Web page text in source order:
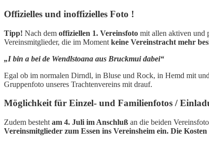
Offizielles und inoffizielles Foto !
Tipp! Nach dem offiziellen 1. Vereinsfoto mit allen aktiven und
Vereinsmitglieder, die im Moment keine Vereinstracht mehr
„I bin a bei de Wendlstoana aus Bruckmui dabei“
Egal ob im normalen Dirndl, in Bluse und Rock, in Hemd mit
Gruppenfoto unseres Trachtenvereins mit drauf.
Möglichkeit für Einzel- und Familienfotos /
Zudem besteht am 4. Juli im Anschluß an die beiden
Vereinsmitglieder zum Essen ins Vereinsheim ein. Die